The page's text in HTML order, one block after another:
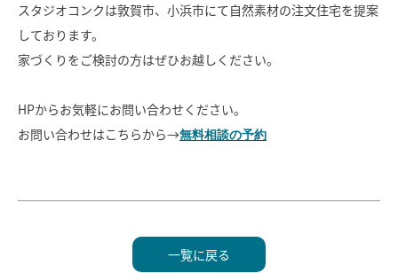
スタジオコンクは敦賀市、小浜市にて自然素材の注文住宅を提案
しております。
家づくりをご検討の方はぜひお越しください。
HPからお気軽にお問い合わせください。
お問い合わせはこちらから→無料相談の予約
一覧に戻る